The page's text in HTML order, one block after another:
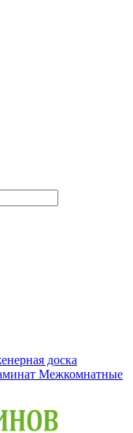
доска
Межкомнатные